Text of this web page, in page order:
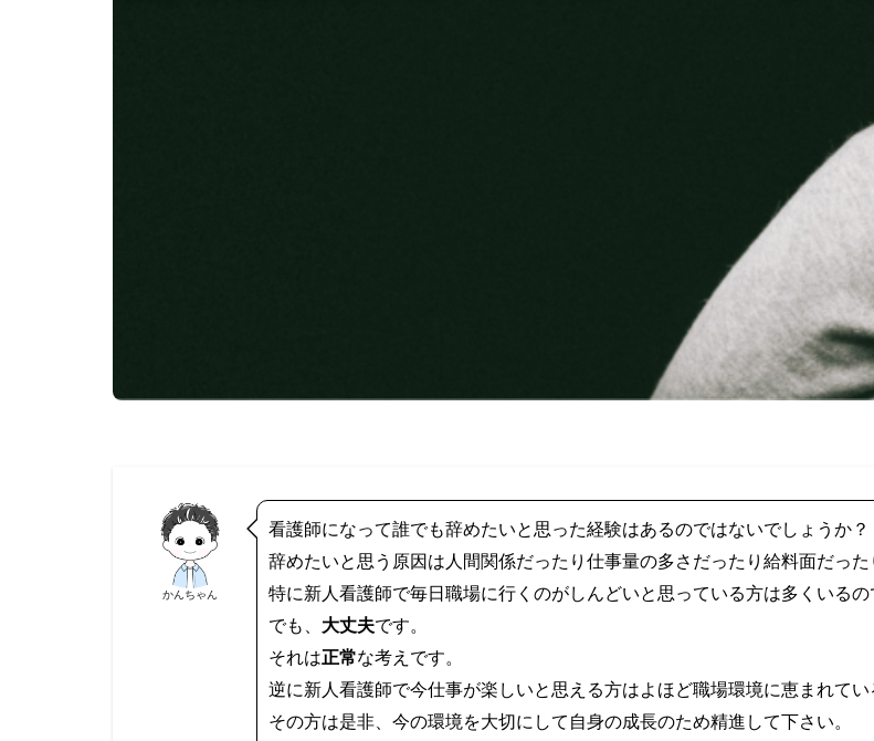
かんちゃん
看護師になって誰でも辞めたいと思った経験はあるのではないでしょうか？
辞めたいと思う原因は人間関係だったり仕事量の多さだったり給料面だった
特に新人看護師で毎日職場に行くのがしんどいと思っている方は多くいるの
でも、 大丈夫です。
それは正常な考えです。
逆に新人看護師で今仕事が楽しいと思える方はよほど職場環境に恵まれてい
その方は是非、今の環境を大切にして自身の成長のため精進して下さい。